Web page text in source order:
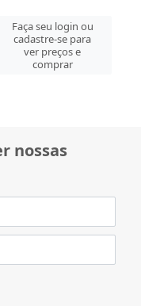
Faça seu login ou
cadastre-se para
ver preços e
comprar
nossas